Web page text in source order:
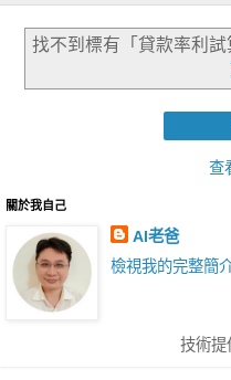
找不到標有「貸款率利試
查
關於我自己
AI老爸
檢視我的完整簡
技術提